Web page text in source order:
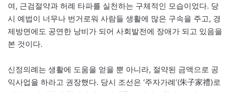
여, 근검절약과 허례 타파를 실천하는 구체적인 모습이었다. 당
시 예법이 너무나 번거로워 사람들 생활에 많은 구속을 주고, 경
제방면에도 공연한 낭비가 되어 사회발전에 장애가 되고 있음을
본 것이다.
신정의례는 생활에 도움을 얻을 뿐 아니라, 절약된 금액으로 공
익사업을 하라고 권장했다. 당시 조선은 ‘주자가례’(朱子家禮)로